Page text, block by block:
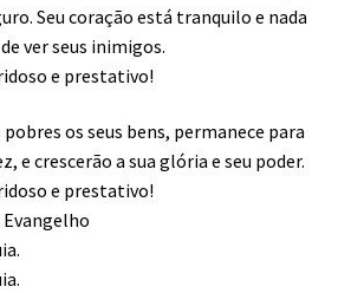
Seu coração está tranquilo e nada
ver seus inimigos.
e prestativo!
os seus bens, permanece para
e crescerão a sua glória e seu poder.
e prestativo!